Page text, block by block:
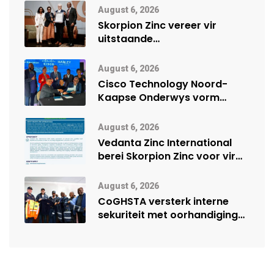
August 6, 2026
Skorpion Zinc vereer vir
uitstaande
Namibië Mynbou Ekspo
August 6, 2026
Cisco Technology Noord-
Kaapse Onderwys vorm
vennootskap
August 6, 2026
Vedanta Zinc International
berei Skorpion Zinc voor vir
August 6, 2026
CoGHSTA versterk interne
sekuriteit met oorhandiging